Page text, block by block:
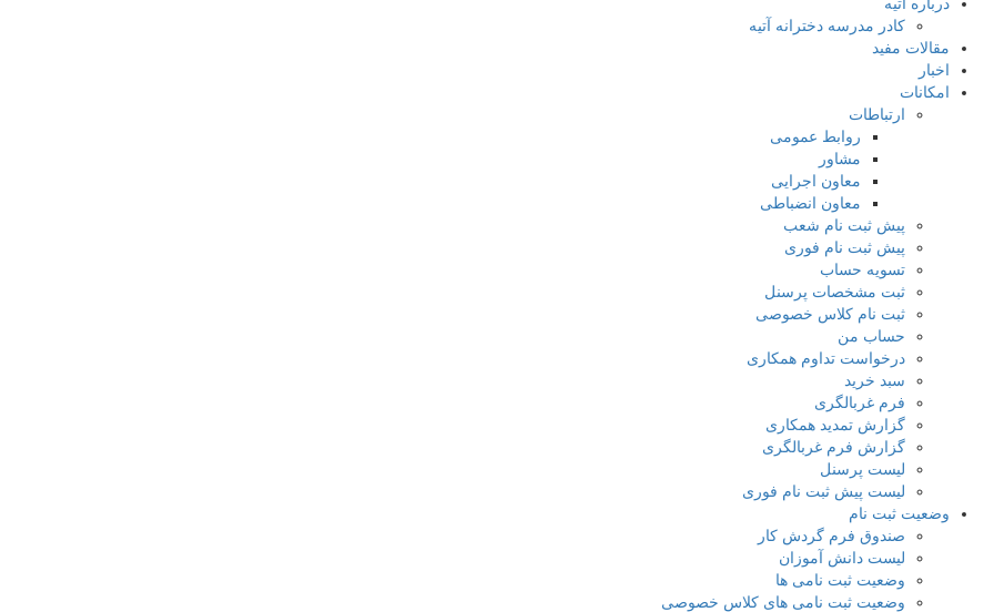
درباره آتیه
کادر مدرسه دخترانه آتیه
مقالات مفید
اخبار
امکانات
ارتباطات
روابط عمومی
مشاور
معاون اجرایی
معاون انضباطی
پیش ثبت نام شعب
پیش ثبت نام فوری
تسویه حساب
ثبت مشخصات پرسنل
ثبت نام کلاس خصوصی
حساب من
درخواست تداوم همکاری
سبد خرید
فرم غربالگری
گزارش تمدید همکاری
گزارش فرم غربالگری
لیست پرسنل
لیست پیش ثبت نام فوری
وضعیت ثبت نام
صندوق فرم گردش کار
لیست دانش آموزان
وضعیت ثبت نامی ها
وضعیت ثبت نامی های کلاس خصوصی